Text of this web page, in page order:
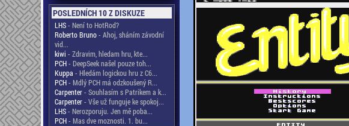
POSLEDNÍCH 10 Z DISKUZE
LHS- Není to HotRod?
Roberto Bruno- Ahoj, sháním závodní
vid...
kiwi - Zdravim, hledam hru, kte...
PCH- DeepSeek našel pouze toh...
Kuppa - Hledám logickou hru z C6...
PCH- Mdlý PCH má odzkoušený R...
Carpenter- Souhlasím s Patrikem a k...
Carpenter- Vše už funguje ke spokoj...
LHS- Nerozporuju. Jen mě poba...
PCH- Mas dve moznosti. 1. bu...